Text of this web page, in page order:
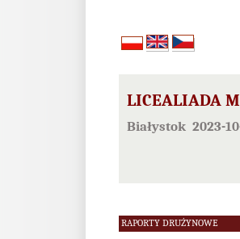
LICEALIADA
Białystok 2023-
RAPORTY DRUŻYNOWE